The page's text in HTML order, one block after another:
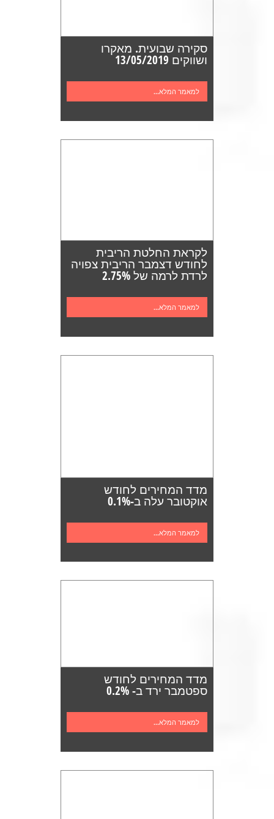
סקירה שבועית. מאקרו
ושווקים 13/05/2019
למאמר המלא...
לקראת החלטת הריבית
לחודש דצמבר הריבית צפויה
לרדת לרמה של 2.75%
למאמר המלא...
מדד המחירים לחודש
אוקטובר עלה ב-0.1%
למאמר המלא...
מדד המחירים לחודש
ספטמבר ירד ב- 0.2%
למאמר המלא...